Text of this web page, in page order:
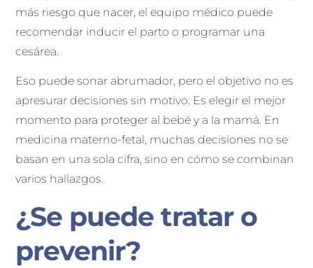
más riesgo que nacer, el equipo médico puede
recomendar inducir el parto o programar una
cesárea.
Eso puede sonar abrumador, pero el objetivo no es
apresurar decisiones sin motivo. Es elegir el mejor
momento para proteger al bebé y a la mamá. En
medicina materno-fetal, muchas decisiones no se
basan en una sola cifra, sino en cómo se combinan
varios hallazgos.
¿Se puede tratar o
prevenir?